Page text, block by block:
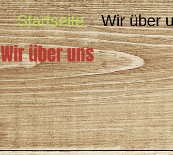
Startseite Wir über
Wir über uns